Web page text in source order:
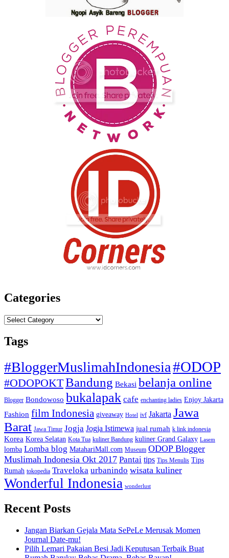
Categories
Categories
Tags
#BloggerMuslimahIndonesia#ODOP
#ODOPOKTBandung Bekasi belanja online
Blogger Bondowoso bukalapak cafe enchanting ladies Enjoy Jakarta
Fashion film Indonesia giveaway Hotel ivf Jakarta Jawa
Barat Jawa Timur Jogja Jogja Istimewa jual rumah k link indonesia
Korea Korea Selatan Kota Tua kuliner Bandung kuliner Grand Galaxy Lasem
lomba Lomba blog MatahariMall.com Museum ODOP Blogger
Muslimah Indonesia Okt 2017 Pantai tips Tips Menulis Tips
Rumah tokopedia Traveloka urbanindo wisata kuliner
Wonderful Indonesia wonderlust
Recent Posts
Jangan Biarkan Gejala Mata SePeLe Merusak Momen
Journal Date-mu!
Pilih Lemari Pakaian Besi Jadi Keputusan Terbaik Buat